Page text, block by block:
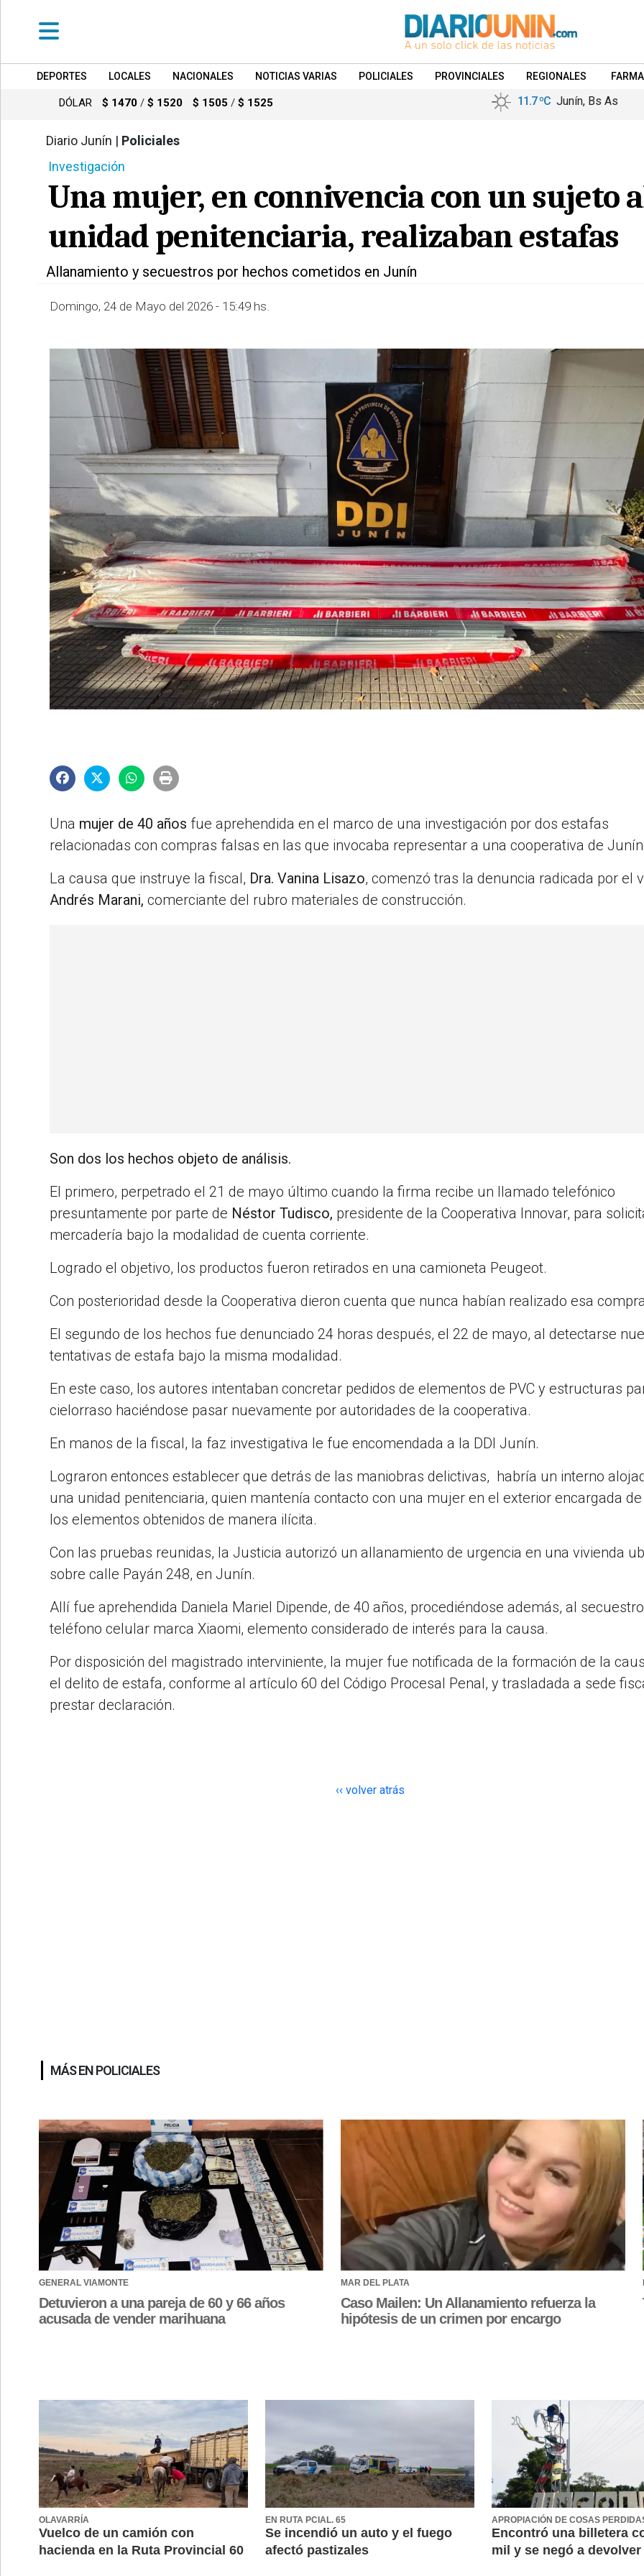
DEPORTES
LOCALES
POLICIALES
ESPECTÁCULOS
INTERNACIONALES
• SUPLEMENTOS
• SERVICIOS
• RADIOS EN VIVO
DEPORTES LOCALES NACIONALES NOTICIAS VARIAS POLICIALES PROVINCIALES REGIONALES
DÓLAR $ 1470 / $ 1520 $ 1505 / $ 1525 11.7 ºC Junín, Bs As
Diario Junín | Policiales
Investigación
Una mujer, en connivencia con un sujeto
unidad penitenciaria, realizaban estafas
Allanamiento y secuestros por hechos cometidos en Junín
Domingo, 24 de Mayo del 2026 - 15:49 hs.
Una mujer de 40 años fue aprehendida en el marco de una investigación por dos estafas
relacionadas con compras falsas en las que invocaba representar a una cooperativa de
La causa que instruye la fiscal, Dra. Vanina Lisazo, comenzó tras la denuncia radicada por el
Andrés Marani, comerciante del rubro materiales de construcción.
Son dos los hechos objeto de análisis.
El primero, perpetrado el 21 de mayo último cuando la firma recibe un llamado telefónico
presuntamente por parte de Néstor Tudisco, presidente de la Cooperativa Innovar, para
mercadería bajo la modalidad de cuenta corriente.
Logrado el objetivo, los productos fueron retirados en una camioneta Peugeot.
Con posterioridad desde la Cooperativa dieron cuenta que nunca habían realizado esa
El segundo de los hechos fue denunciado 24 horas después, el 22 de mayo, al detectarse
tentativas de estafa bajo la misma modalidad.
En este caso, los autores intentaban concretar pedidos de elementos de PVC y estructuras
cielorraso haciéndose pasar nuevamente por autoridades de la cooperativa.
En manos de la fiscal, la faz investigativa le fue encomendada a la DDI Junín.
Lograron entonces establecer que detrás de las maniobras delictivas, habría un interno
una unidad penitenciaria, quien mantenía contacto con una mujer en el exterior encargada
los elementos obtenidos de manera ilícita.
Con las pruebas reunidas, la Justicia autorizó un allanamiento de urgencia en una vivienda
sobre calle Payán 248, en Junín.
Allí fue aprehendida Daniela Mariel Dipende, de 40 años, procediéndose además, al
teléfono celular marca Xiaomi, elemento considerado de interés para la causa.
Por disposición del magistrado interviniente, la mujer fue notificada de la formación de la
el delito de estafa, conforme al artículo 60 del Código Procesal Penal, y trasladada a sede
prestar declaración.
‹‹ volver atrás
MÁS EN POLICIALES
GENERAL VIAMONTE
Detuvieron a una pareja de 60 y 66 años
acusada de vender marihuana
MAR DEL PLATA
Caso Mailen: Un Allanamiento refuerza la
hipótesis de un crimen por encargo
OLAVARRÍA
Vuelco de un camión con
hacienda en la Ruta Provincial 60
EN RUTA PCIAL. 65
Se incendió un auto y el fuego
afectó pastizales
APROPIACIÓN DE COSAS
Encontró una billetera
mil y se negó a